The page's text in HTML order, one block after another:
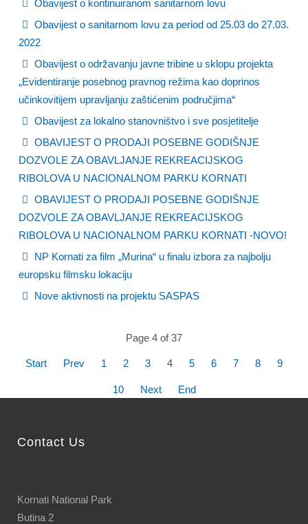
Obavijest o kontinuiranom sanitarnom lovu
Obavijest o sanitarnom lovu za period od 25.03 do 27.03.
2022
Obavijest o održavanju javne tribine u sklopu projekta
„Evidentiranje posebnog pravnog režima kao doprinos
učinkovitijem upravljanju zaštićenim područjima“
Obavijest za lokalno stanovništvo i sve posjetitelje
OBAVIJEST O PRODAJI POSEBNE GODIŠNJE
DOZVOLE ZA OBAVLJANJE REKREACIJSKOG
RIBOLOVA U NACIONALNOM PARKU KORNATI
OBAVIJEST O PRODAJI POSEBNE GODIŠNJE
DOZVOLE ZA OBAVLJANJE REKREACIJSKOG
RIBOLOVA U NACIONALNOM PARKU KORNATI -NOVO!
NP Kornati za film „Murina“ u finalu izbora za najbolju
europsku filmsku lokaciju
Nove aktivnosti na projektu SASPAS
Page 4 of 37
Start Prev 1 2 3 4 5 6 7 8 9
10 Next End
Contact Us
Kornati National Park
Butina 2